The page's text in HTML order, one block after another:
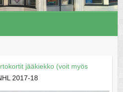
jääkiekko (voit myös
2017-18